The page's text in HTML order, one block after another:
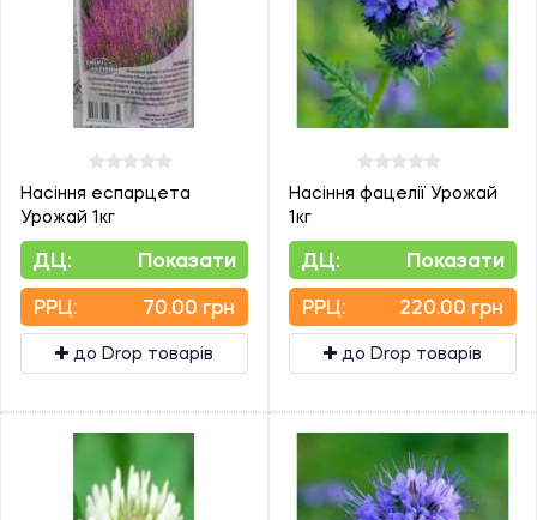
Насіння еспарцета
Урожай 1кг
ДЦ: Показати
PPЦ: 70.00 грн
до Drop товарів
Насіння фацелії Урожай
1кг
ДЦ: Показати
PPЦ: 220.00 грн
до Drop товарів